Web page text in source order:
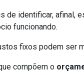
de identificar, afinal,
funcionando.
fixos podem ser
compõem o